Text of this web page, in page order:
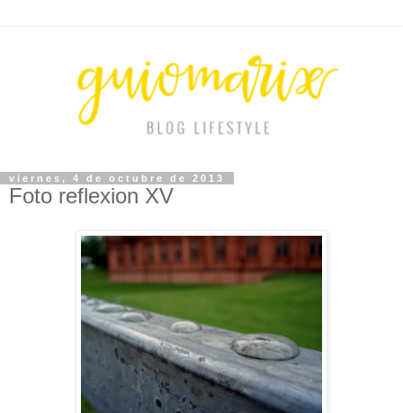
viernes, 4 de octubre de 2013
Foto reflexion XV